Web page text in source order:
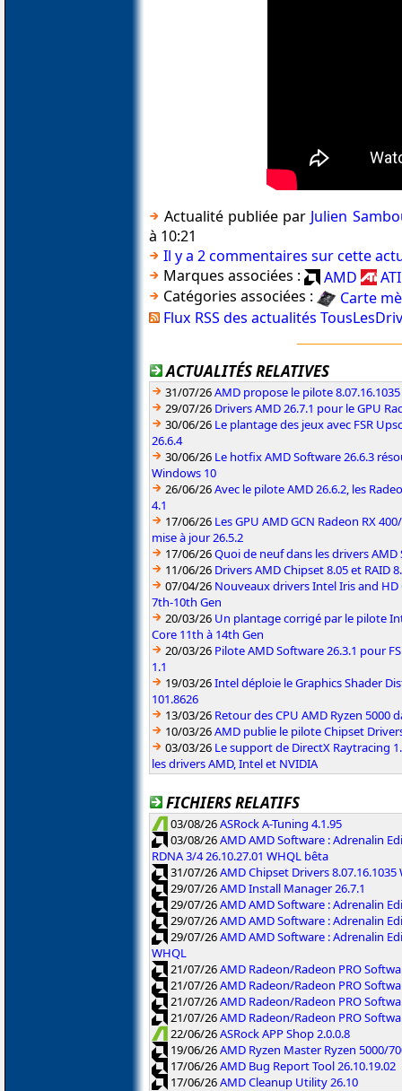
Actualité publiée par Julien
à 10:21
Il y a 2 commentaires sur cette
Marques associées :
AMD
ATI
Catégories associées :
Carte
Flux RSS des actualités
ACTUALITÉS RELATIVES
31/07/26AMD propose le pilote
29/07/26 Drivers AMD 26.7.1 pour le GPU
30/06/26 Le plantage des jeux avec FSR
26.6.4
30/06/26 Le hotfix AMD Software 26.6.3
Windows 10
26/06/26Avec le pilote AMD 26.6.2, les
4.1
17/06/26 Les GPU AMD GCN Radeon RX
mise à jour 26.5.2
17/06/26Quoi de neuf dans les drivers AMD
11/06/26 Drivers AMD Chipset 8.05 et RAID
07/04/26 Nouveaux drivers Intel Iris and HD
7th-10th Gen
20/03/26 Un plantage corrigé par le pilote
Core 11th à 14th Gen
20/03/26 Pilote AMD Software 26.3.1 pour
1.1
19/03/26Intel déploie le Graphics Shader
101.8626
13/03/26 Retour des CPU AMD Ryzen 5000
10/03/26AMD publie le pilote Chipset
03/03/26 Le support de DirectX Raytracing
les drivers AMD, Intel et NVIDIA
FICHIERS RELATIFS
03/08/26ASRock A-Tuning 4.1.95
03/08/26AMD AMD Software : Adrenalin
RDNA 3/4 26.10.27.01 WHQL bêta
31/07/26AMD Chipset Drivers 8.07.16.1035
29/07/26AMD Install Manager 26.7.1
29/07/26AMD AMD Software : Adrenalin
29/07/26AMD AMD Software : Adrenalin
29/07/26AMD AMD Software : Adrenalin
WHQL
21/07/26AMD Radeon/Radeon PRO
21/07/26AMD Radeon/Radeon PRO
21/07/26AMD Radeon/Radeon PRO
21/07/26AMD Radeon/Radeon PRO
22/06/26ASRock APP Shop 2.0.0.8
19/06/26AMD Ryzen Master Ryzen 5000/
17/06/26AMD Bug Report Tool 26.10.19.02
17/06/26AMD Cleanup Utility 26.10